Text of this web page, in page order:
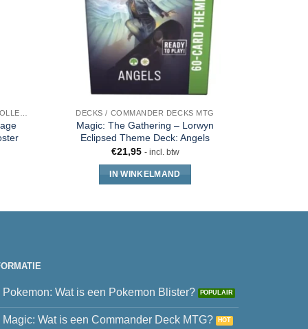
DECKS / COMMANDER DECKS MTG
Magic: The Gathering – Lorwyn
Eclipsed Theme Deck: Angels
€21,95 - incl. btw
IN WINKELMAND
Pokemon: Wat is een Pokemon Blister?
Magic: Wat is een Commander Deck MTG?